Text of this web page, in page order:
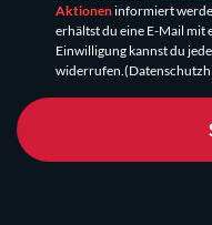
Aktioneninformiert
erhältst du eine E-Mail mit
Einwilligung kannst du
widerrufen.